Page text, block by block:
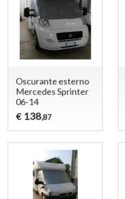
Oscurante esterno
Mercedes Sprinter
06-14
€ 138,87